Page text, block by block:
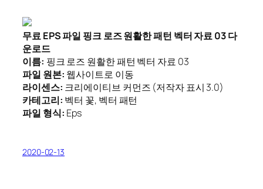
무료 EPS 파일 핑크 로즈 원활한 패턴 벡터 자료 03 다
운로드
이름: 핑크 로즈 원활한 패턴 벡터 자료 03
파일 원본: 웹사이트로 이동
라이센스: 크리에이티브 커먼즈 (저작자 표시 3.0)
카테고리: 벡터 꽃, 벡터 패턴
파일 형식: Eps
2020-02-13